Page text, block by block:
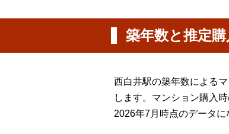
築年数と推定
西白井駅の築年数による
します。マンション購入
2026年7月時点のデータに